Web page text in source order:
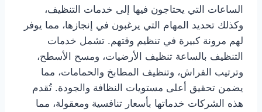
الساعات التي يحتاجون فيها إلى خدمات التنظيف،
وكذلك تحديد المهام التي يرغبون في إنجازها، مما يوفر
لهم مرونة كبيرة في تنظيم وقتهم. تشمل خدمات
التنظيف بالساعة تنظيف الأرضيات، ومسح الأسطح،
وترتيب الفراش، وتنظيف المطابخ والحمامات، مما
يضمن تحقيق أعلى مستويات النظافة والجودة. تُقدم
هذه الشركات خدماتها بأسعار تنافسية ومعقولة، مما